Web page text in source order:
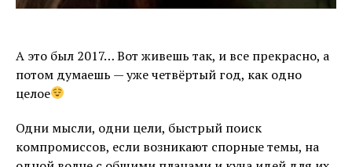
А это был 2017… Вот живешь так, и все прекрасно, а
потом думаешь — уже четвёртый год, как одно
целое
Одни мысли, одни цели, быстрый поиск
компромиссов, если возникают спорные темы, на